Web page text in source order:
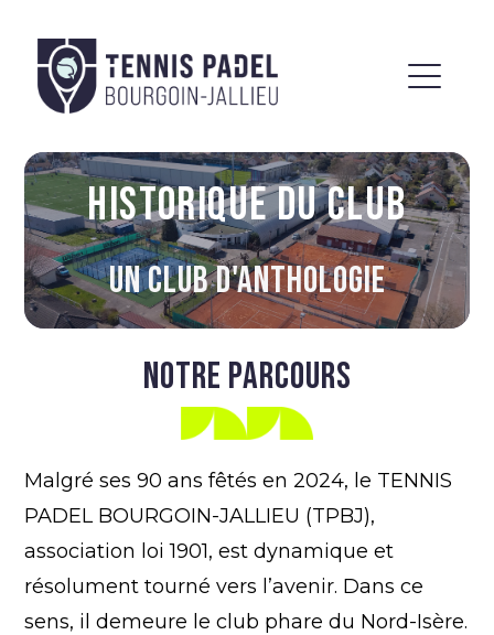
HISTORIQUE DU CLUB
UN CLUB D'ANTHOLOGIE
NOTRE PARCOURS
Malgré ses 90 ans fêtés en 2024, le TENNIS
PADEL BOURGOIN-JALLIEU (TPBJ),
association loi 1901, est dynamique et
résolument tourné vers l’avenir. Dans ce
sens, il demeure le club phare du Nord-Isère.